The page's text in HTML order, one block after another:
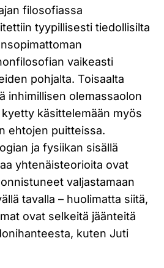
filosofiassa
tyypillisesti tiedollisilta
vaikeasti
pohjalta. Toisaalta
inhimillisen olemassaolon
käsittelemään myös
ehtojen puitteissa.
ja fysiikan sisällä
yhtenäisteorioita ovat
valjastamaan
tavalla – huolimatta siitä,
ovat selkeitä jäänteitä
kuten Juti